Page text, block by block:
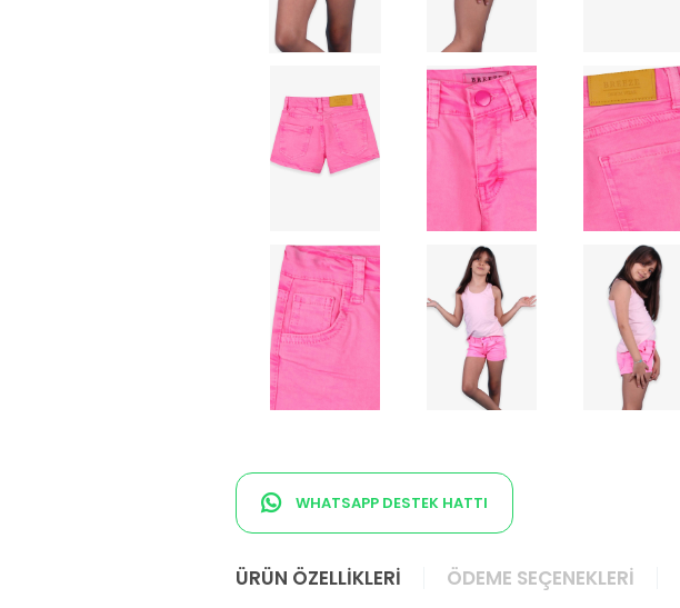
WHATSAPP DESTEK HATTI
ÜRÜN ÖZELLIKLERI ÖDEME SEÇENEKLERI